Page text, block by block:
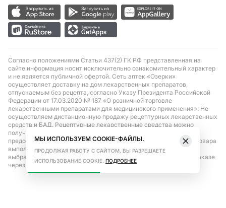
Согласно положениями Статьи 437(2) ГК РФ представленная на
сайте информация носит исключительно ознакомительный характер
и не является публичной офертой. Сеть аптек «Озерки»
осуществляет доставку на дом лекарственных препаратов,
отпускаемым без рецепта, согласно Указу Президента Российской
Федерации от 17.03.2020 № 187 «О розничной торговле
лекарственными препаратами для медицинского применения». Не
осуществляем дистанционную продажу рецептурных лекарственных
средств и БАД. Рецептурные лекарственные средства можно
получить только при помощи самовывоза в аптеке при
предоставлении рецепта, выписанного врачом. Бронирование товара
выполняется при условиях последующего выкупа заказа в
выбранном аптечном пункте. Цена действительна только при заказе
через сайт.
МЫ ИСПОЛЬЗУЕМ COOKIE-ФАЙЛЫ.
ПРОДОЛЖАЯ РАБОТУ С САЙТОМ, ВЫ РАЗРЕШАЕТЕ
ИСПОЛЬЗОВАНИЕ COOKIE. ПОДРОБНЕЕ